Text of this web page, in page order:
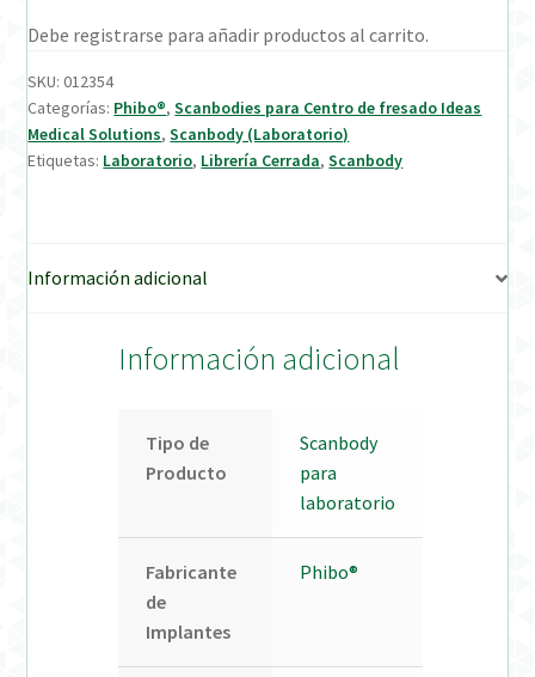
Uso previsto
Verification Required
Welcome to DELTA Abutments | Tienda Online!
Debe registrarse para añadir productos al carrito.
SKU:012354
Categorías: Phibo®,Scanbodies para Centro de fresado Ideas
Medical Solutions,Scanbody (Laboratorio)
Etiquetas: Laboratorio, Librería Cerrada,Scanbody
Información adicional
Información adicional
Tipo de
Producto
Scanbody
para
laboratorio
Fabricante
de
Implantes
Phibo®